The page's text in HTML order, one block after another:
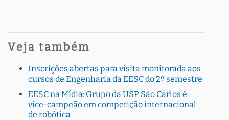
Veja também
Inscrições abertas para visita monitorada aos
cursos de Engenharia da EESC do 2º semestre
EESC na Mídia: Grupo da USP São Carlos é
vice-campeão em competição internacional
de robótica